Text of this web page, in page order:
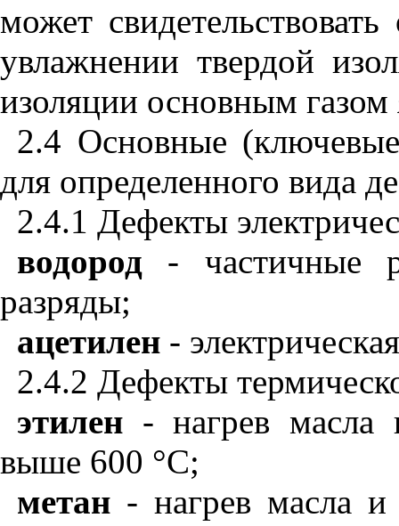
может
увлажнении твердой
изоляции основным газом
2.4 Основные
для определенного вида
2.4.1 Дефекты
водород - частичные
разряды;
ацетилен-
2.4.2 Дефекты
этилен- нагрев масла
выше 600 °С;
метан - нагрев масла